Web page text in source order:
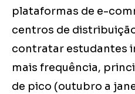
plataformas de e-
centros de
contratar estudantes
mais frequência,
de pico (outubro a